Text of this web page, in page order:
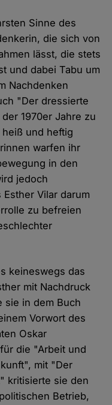
Sinne des
die sich von
lässt, die stets
und dabei Tabu um
Nachdenken
"Der dressierte
1970er Jahre zu
und heftig
warfen ihr
in den
jedoch
Vilar darum
zu befreien
keineswegs das
mit Nachdruck
sie in dem Buch
Vorwort des
Oskar
die "Arbeit und
mit "Der
kritisierte sie den
Betrieb,